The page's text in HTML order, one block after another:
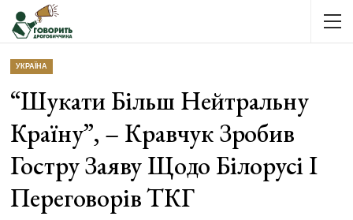
УКРАЇНА
“Шукати Більш Нейтральну
Країну”, – Кравчук Зробив
Гостру Заяву Щодо Білорусі І
Переговорів ТКГ